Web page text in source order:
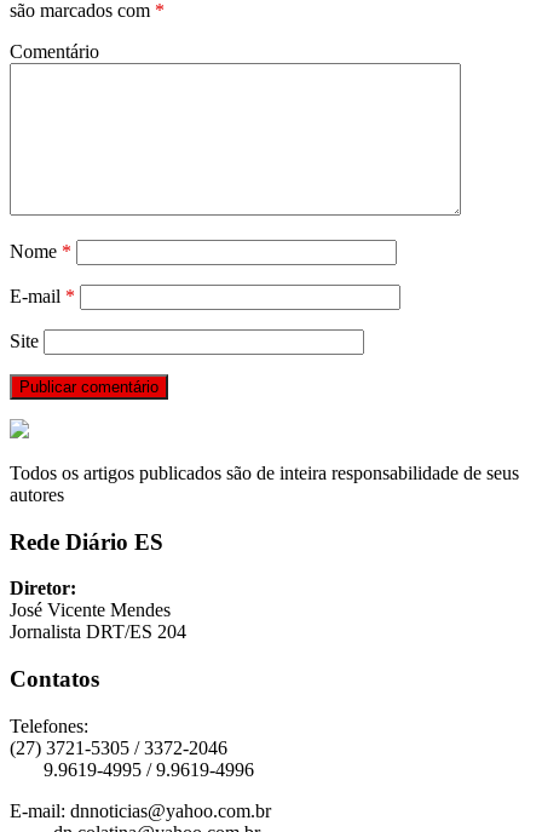
são marcados com *
Comentário
Nome *
E-mail *
Site
Todos os artigos publicados são de inteira responsabilidade de seus
autores
Rede Diário ES
Diretor:
José Vicente Mendes
Jornalista DRT/ES 204
Contatos
Telefones:
(27) 3721-5305 / 3372-2046
9.9619-4995 / 9.9619-4996
E-mail: dnnoticias@yahoo.com.br